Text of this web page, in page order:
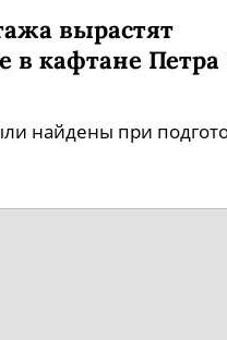
вырастят
в кафтане Петра
найдены при